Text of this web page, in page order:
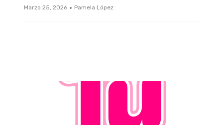
Marzo 25, 2026 · Pamela López